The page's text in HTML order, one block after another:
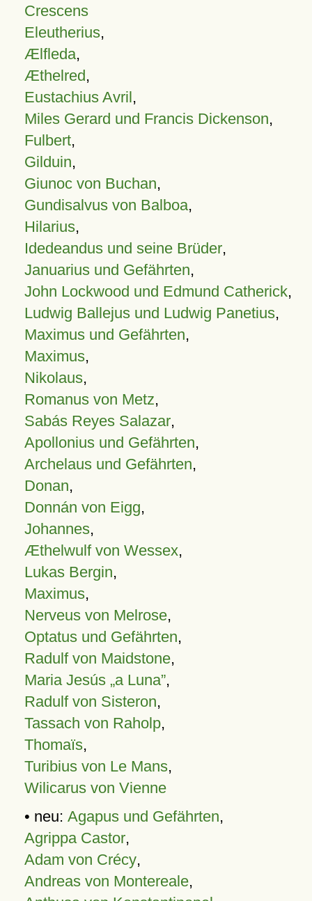
Crescens
Eleutherius,
Ælfleda,
Æthelred,
Eustachius Avril,
Miles Gerard und Francis Dickenson,
Fulbert,
Gilduin,
Giunoc von Buchan,
Gundisalvus von Balboa,
Hilarius,
Idedeandus und seine Brüder,
Januarius und Gefährten,
John Lockwood und Edmund Catherick,
Ludwig Ballejus und Ludwig Panetius,
Maximus und Gefährten,
Maximus,
Nikolaus,
Romanus von Metz,
Sabás Reyes Salazar,
Apollonius und Gefährten,
Archelaus und Gefährten,
Donan,
Donnán von Eigg,
Johannes,
Æthelwulf von Wessex,
Lukas Bergin,
Maximus,
Nerveus von Melrose,
Optatus und Gefährten,
Radulf von Maidstone,
Maria Jesús „a Luna”,
Radulf von Sisteron,
Tassach von Raholp,
Thomaïs,
Turibius von Le Mans,
Wilicarus von Vienne
• neu: Agapus und Gefährten,
Agrippa Castor,
Adam von Crécy,
Andreas von Montereale,